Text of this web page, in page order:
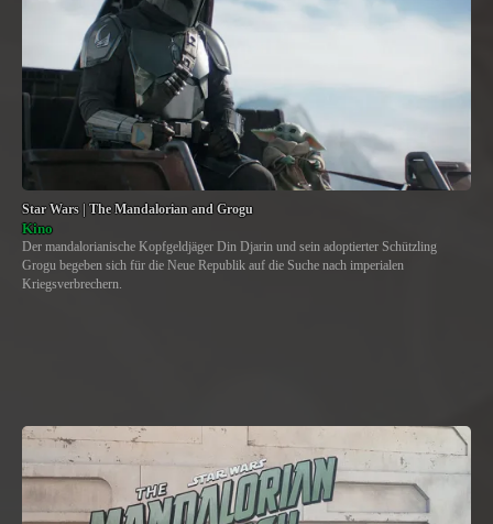
Star Wars | The Mandalorian and Grogu
Kino
Der mandalorianische Kopfgeldjäger Din Djarin und sein adoptierter Schützling
Grogu begeben sich für die Neue Republik auf die Suche nach imperialen
Kriegsverbrechern.